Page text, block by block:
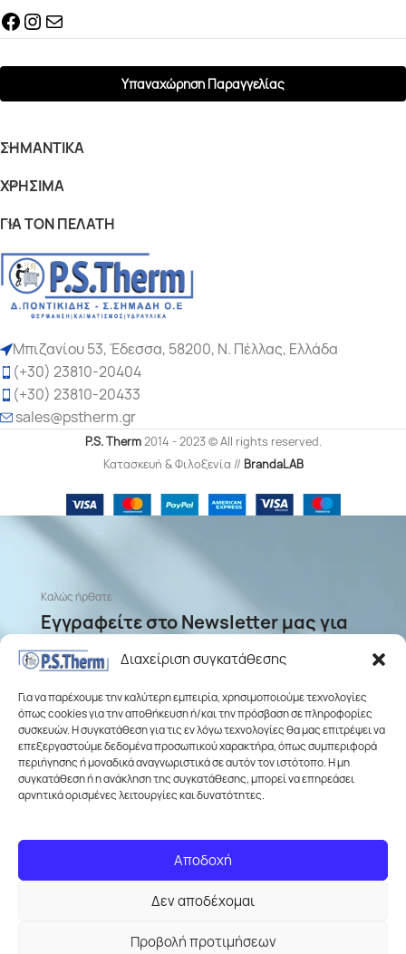
Διαχείριση συγκατάθεσης
Για να παρέχουμε την καλύτερη εμπειρία, χρησιμοποιούμε τεχνολογίες
όπως cookies για την αποθήκευση ή/και την πρόσβαση σε πληροφορίες
συσκευών. Η συγκατάθεση για τις εν λόγω τεχνολογίες θα μας επιτρέψει να
επεξεργαστούμε δεδομένα προσωπικού χαρακτήρα, όπως συμπεριφορά
περιήγησης ή μοναδικά αναγνωριστικά σε αυτόν τον ιστότοπο. Η μη
συγκατάθεση ή η ανάκληση της συγκατάθεσης, μπορεί να επηρεάσει
αρνητικά ορισμένες λειτουργίες και δυνατότητες.
Αποδοχή
Δεν αποδέχομαι
Προβολή προτιμήσεων
Υπαναχώρηση Παραγγελίας
ΣΗΜΑΝΤΙΚΆ
ΧΡΉΣΙΜΑ
ΓΙΆ ΤΟΝ ΠΕΛΆΤΗ
Μπιζανίου 53, Έδεσσα, 58200, Ν. Πέλλας, Ελλάδα
(+30) 23810-20404
(+30) 23810-20433
sales@pstherm.gr
P.S. Therm2014 - 2023 © All rights reserved.
Κατασκευή & Φιλοξενία // BrandaLAB
Καλώς ήρθατε
Εγγραφείτε στο Newsletter μας για
ενημερώσεις σχετικά με προσφορές
και νέα προϊόντα
Σύμφωνα με τηνΠολιτική απορρήτου
Wurth Ταινία
20,00€